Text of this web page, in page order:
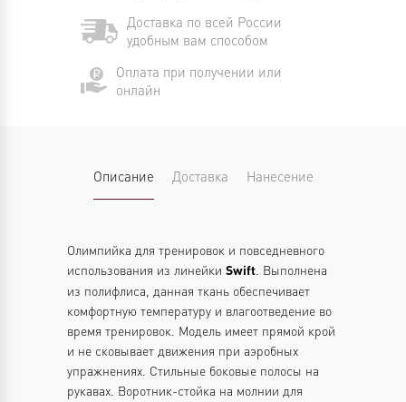
Доставка по всей России
удобным вам способом
Оплата при получении или
онлайн
Описание Доставка Нанесение
Олимпийка для тренировок и повседневного
использования из линейки Swift . Выполнена
из полифлиса, данная ткань обеспечивает
комфортную температуру и влагоотведение во
время тренировок. Модель имеет прямой крой
и не сковывает движения при аэробных
упражнениях. Стильные боковые полосы на
рукавах. Воротник-стойка на молнии для